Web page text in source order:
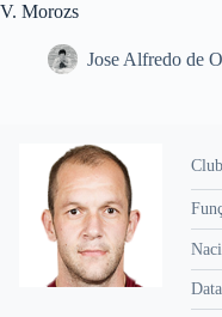
V. Morozs
Jose Alfredo de